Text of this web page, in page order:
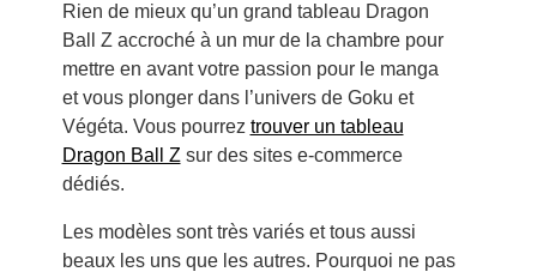
Rien de mieux qu’un grand tableau Dragon
Ball Z accroché à un mur de la chambre pour
mettre en avant votre passion pour le manga
et vous plonger dans l’univers de Goku et
Végéta. Vous pourrez trouver un tableau
Dragon Ball Z sur des sites e-commerce
dédiés.
Les modèles sont très variés et tous aussi
beaux les uns que les autres. Pourquoi ne pas